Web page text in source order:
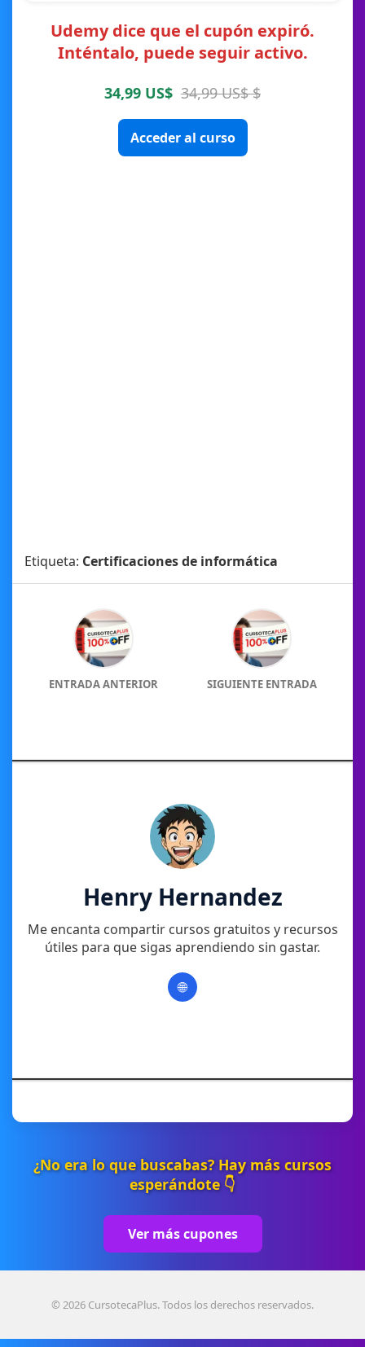
Udemy dice que el cupón expiró.
Inténtalo, puede seguir activo.
34,99 US$ 34,99 US$ $
Acceder al curso
Etiqueta: Certificaciones de informática
ENTRADA ANTERIOR SIGUIENTE ENTRADA
Henry Hernandez
Me encanta compartir cursos gratuitos y recursos
útiles para que sigas aprendiendo sin gastar.
🌐
¿No era lo que buscabas? Hay más cursos
esperándote 👇
Ver más cupones
© 2026 CursotecaPlus. Todos los derechos reservados.